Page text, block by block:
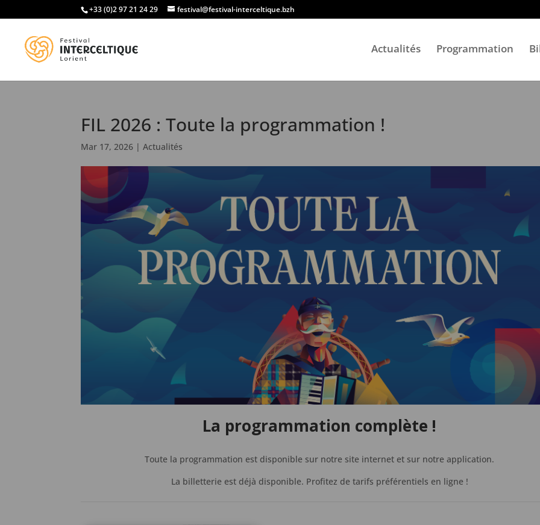
+33 (0)2 97 21 24 29 festival@festival-interceltique.bzh
Actualités Programmation
FIL 2026 : Toute la programmation !
Mar 17, 2026 |Actualités
La programmation complète !
Toute la programmation est disponible sur notre site internet et sur notre application.
La billetterie est déjà disponible. Profitez de tarifs préférentiels en ligne !